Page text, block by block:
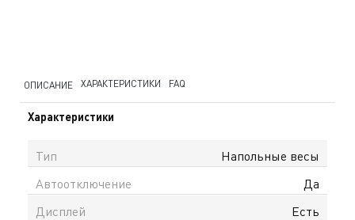
ОПИСАНИЕ ХАРАКТЕРИСТИКИ FAQ
Характеристики
Тип
Напольные весы
Автоотключение
Да
Дисплей
Есть